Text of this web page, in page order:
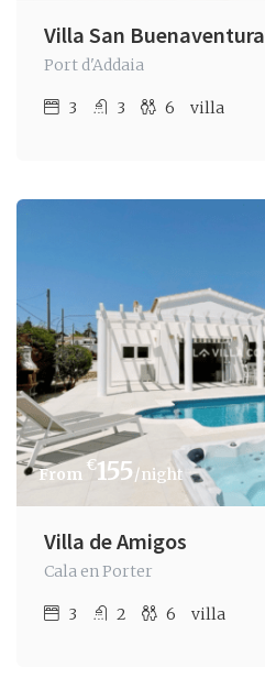
Villa San Buenaventura
Port d'Addaia
3 3 6 villa
€155/night
Villa de Amigos
Cala en Porter
3 2 6 villa